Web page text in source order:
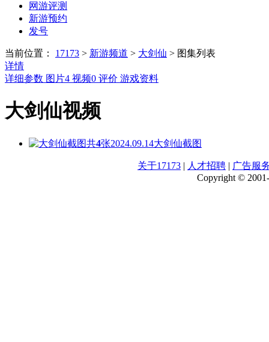
网游评测
新游预约
发号
当前位置： 17173 > 新游频道 > 大剑仙 > 图集列表
详情
详细参数 图片4 视频0 评价 游戏资料
大剑仙视频
共4张2024.09.14大剑仙截图
关于17173 | 人才招聘 | 广告服
Copyright ©